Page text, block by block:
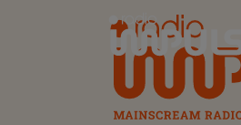
Radio Impuls